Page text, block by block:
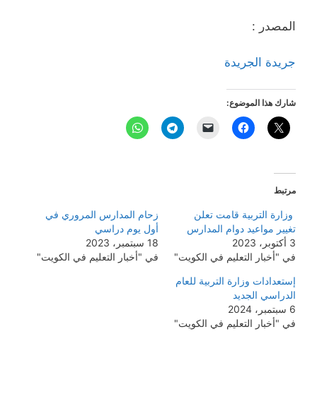
المصدر :
جريدة الجريدة
شارك هذا الموضوع:
مرتبط
وزارة التربية قامت تعلن
تغيير مواعيد دوام المدارس
3 أكتوبر، 2023
في "أخبار التعليم في الكويت"
زحام المدارس المروري في
أول يوم دراسي
18 سبتمبر، 2023
في "أخبار التعليم في الكويت"
إستعدادات وزارة التربية للعام
الدراسي الجديد
6 سبتمبر، 2024
في "أخبار التعليم في الكويت"